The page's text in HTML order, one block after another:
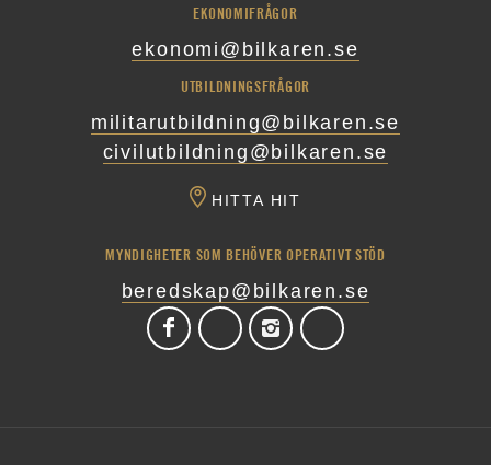
EKONOMIFRÅGOR
ekonomi@bilkaren.se
UTBILDNINGSFRÅGOR
militarutbildning@bilkaren.se
civilutbildning@bilkaren.se
HITTA HIT
MYNDIGHETER SOM BEHÖVER OPERATIVT STÖD
beredskap@bilkaren.se